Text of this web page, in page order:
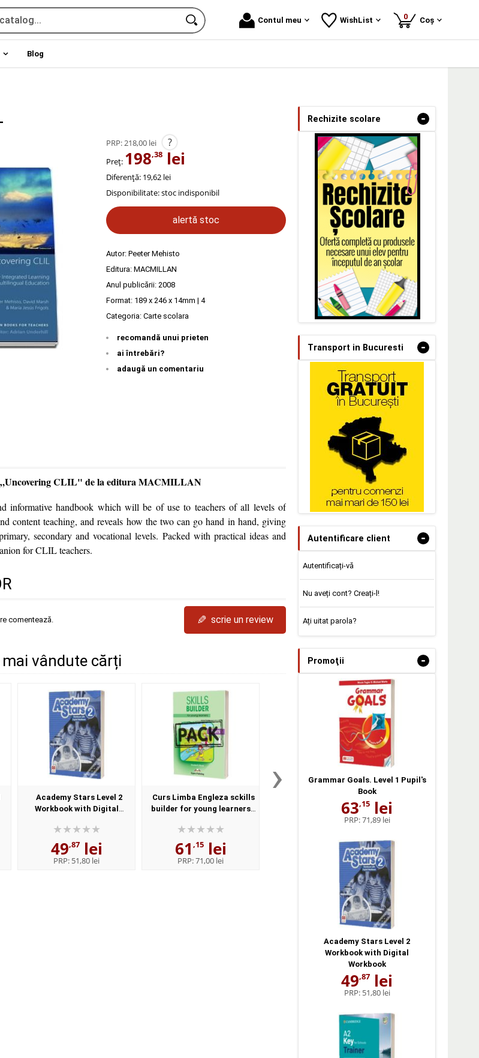
Contul meu WishList 0produse
Coș
Blog
PRP:218,00 lei ?
Preț: 198,38 lei
Diferență: 19,62 lei
Disponibilitate:stoc indisponibil
alertă stoc
Autor: Peeter Mehisto
Editura: MACMILLAN
Anul publicării: 2008
Format: 189 x 246 x 14mm | 4
Categoria: Carte scolara
recomandă unui prieten
ai întrebări?
adaugă un comentariu
CLIL" de la editura MACMILLAN
informative handbook which will be of use to teachers of all levels of
content teaching, and reveals how the two can go hand in hand, giving
secondary and vocational levels. Packed with practical ideas and
for CLIL teachers.
comentează. ✎ scrie un review
mai vândute cărți
Academy Stars Level 2
Workbook with Digital
49,87lei
PRP: 51,80 lei
Curs Limba Engleza sckills
builder for young learners
digibooks app (revizuit 2018)
61 ,15lei
PRP:71,00 lei
builder for young learners
flyers 2. Manualul elevului cu
lei
73,00 lei
›
Rechizite scolare -
Transport in Bucuresti -
Autentificare client -
Autentificați-vă
Nu aveți cont? Creați-l!
Ați uitat parola?
Promoţii -
Grammar Goals. Level 1 Pupil's
Book
63,15 lei
PRP:71,89 lei
Academy Stars Level 2
Workbook with Digital
Workbook
49,87 lei
PRP: 51,80 lei